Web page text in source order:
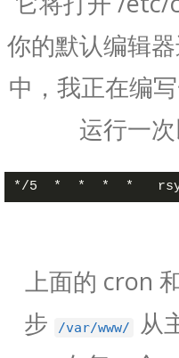
你的默认编辑
中，我正在编
运行一次
上面的 cron
步
/var/www/ 从